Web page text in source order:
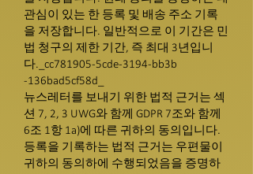
관심이 있는 한 등록 및 배송 주소 기록
을 저장합니다. 일반적으로 이 기간은 민
법 청구의 제한 기간, 즉 최대 3년입니
다._cc781905-5cde-3194-bb3b
-136bad5cf58d_
뉴스레터를 보내기 위한 법적 근거는 섹
션 7, 2, 3 UWG와 함께 GDPR 7조와 함께
6조 1항 1a)에 따른 귀하의 동의입니다.
등록을 기록하는 법적 근거는 우편물이
귀하의 동의하에 수행되었음을 증명하